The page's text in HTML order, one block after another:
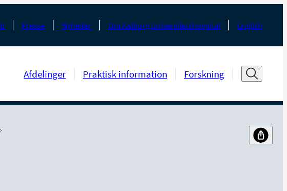
Presse Nyheder Om Aalborg Universitetshospital English
Afdelinger Praktisk information Forskning